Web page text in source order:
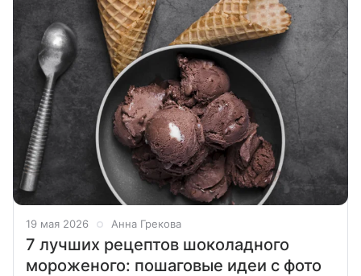
19 мая 2026 Анна Грекова
7 лучших рецептов шоколадного
мороженого: пошаговые идеи с фото